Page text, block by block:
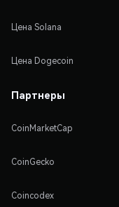
Цена Solana
Цена Dogecoin
Партнеры
CoinMarketCap
CoinGecko
Coincodex